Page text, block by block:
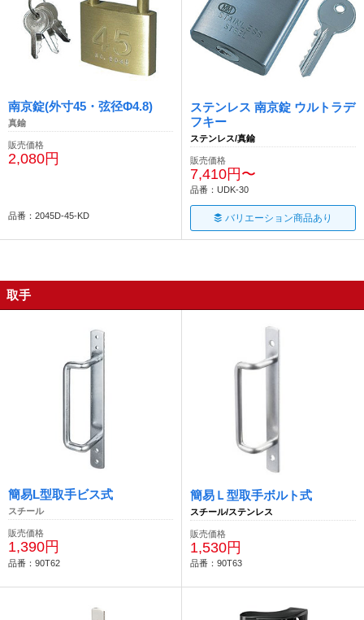
南京錠(外寸45・弦径Φ4.8)
真鍮
販売価格
2,080円
品番：2045D-45-KD
ステンレス 南京錠 ウルトラデ
フキー
ステンレス/真鍮
販売価格
7,410円〜
品番：UDK-30
バリエーション商品あり
取手
簡易L型取手ビス式
スチール
販売価格
1,390円
品番：90T62
簡易Ｌ型取手ボルト式
スチール/ステンレス
販売価格
1,530円
品番：90T63